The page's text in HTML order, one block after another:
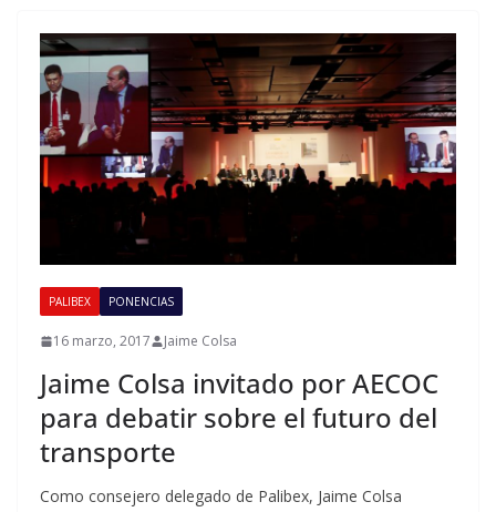
PALIBEX PONENCIAS
16 marzo, 2017 Jaime Colsa
Jaime Colsa invitado por AECOC
para debatir sobre el futuro del
transporte
Como consejero delegado de Palibex, Jaime Colsa